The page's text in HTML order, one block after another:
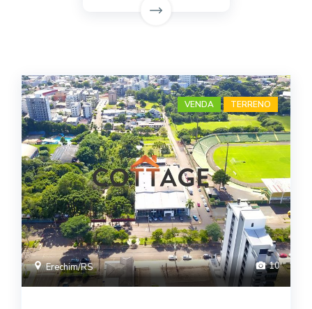
VENDA TERRENO
Erechim/RS 10